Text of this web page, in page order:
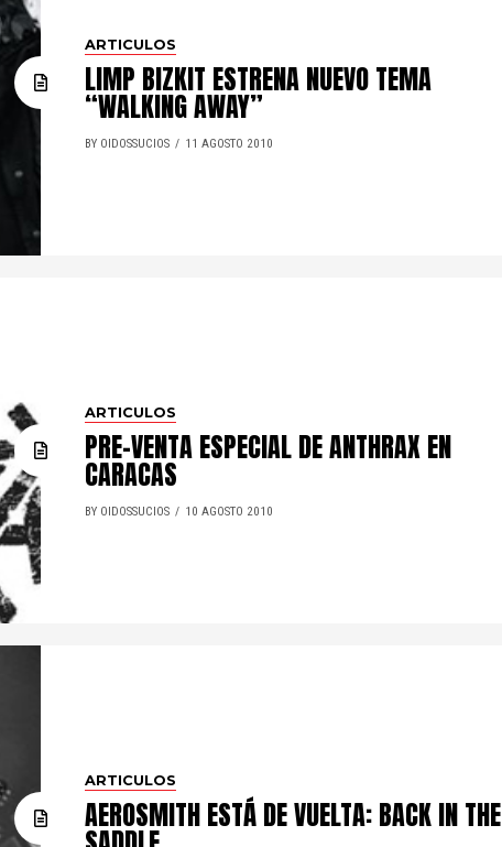
ARTICULOS
LIMP BIZKIT ESTRENA NUEVO TEMA
“WALKING AWAY”
BY OIDOSSUCIOS 11 AGOSTO 2010
ARTICULOS
PRE-VENTA ESPECIAL DE ANTHRAX EN
CARACAS
BY OIDOSSUCIOS 10 AGOSTO 2010
ARTICULOS
AEROSMITH ESTÁ DE VUELTA: BACK IN THE